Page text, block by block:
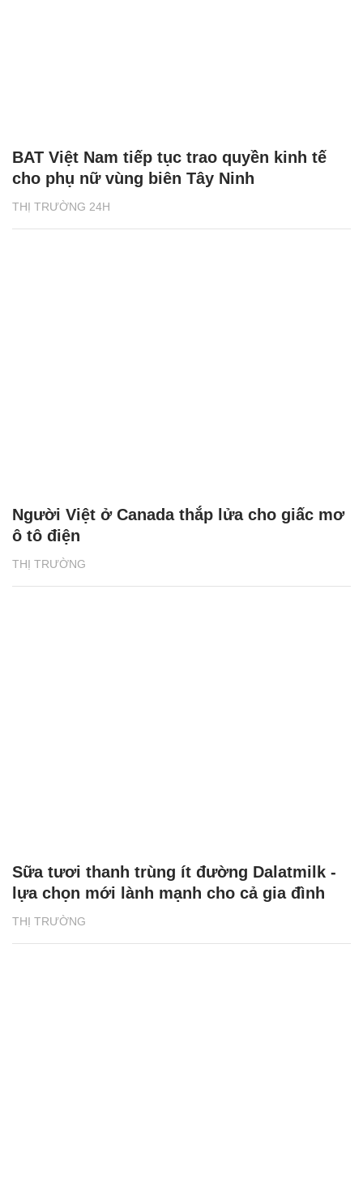
THỊ TRƯỜNG 24H
BAT Việt Nam tiếp tục trao quyền kinh tế
cho phụ nữ vùng biên Tây Ninh
THỊ TRƯỜNG
Người Việt ở Canada thắp lửa cho giấc mơ
ô tô điện
THỊ TRƯỜNG
Sữa tươi thanh trùng ít đường Dalatmilk -
lựa chọn mới lành mạnh cho cả gia đình